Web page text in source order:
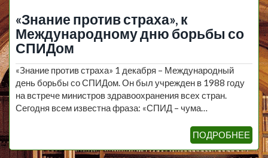
«Знание против страха», к
Международному дню борьбы со
СПИДом
«Знание против страха» 1 декабря – Международный
день борьбы со СПИДом. Он был учрежден в 1988 году
на встрече министров здравоохранения всех стран.
Сегодня всем известна фраза: «СПИД – чума…
ПОДРОБНЕЕ